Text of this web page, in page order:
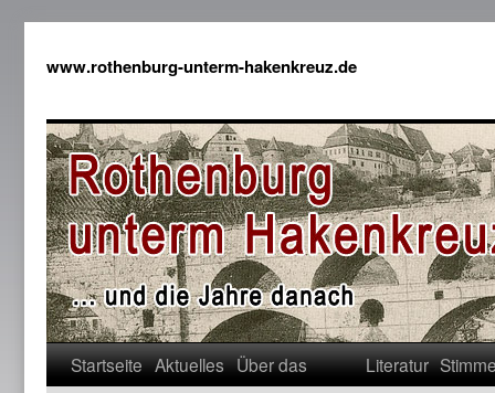
www.rothenburg-unterm-hakenkreuz.de
Startseite Aktuelles Über das
Literatur